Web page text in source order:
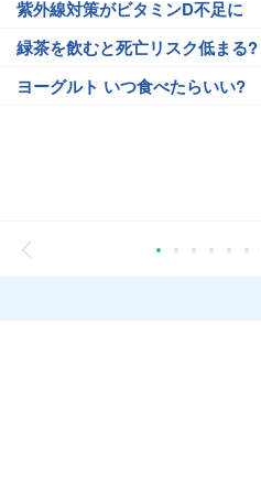
紫外線対策がビタミンD不足に
緑茶を飲むと死亡リスク低まる?
ヨーグルト いつ食べたらいい?